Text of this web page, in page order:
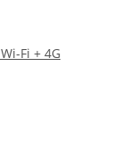
Fi + 4G